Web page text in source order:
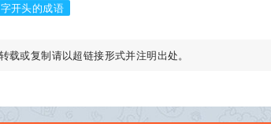
开头的成语
载或复制请以超链接形式并注明出处。